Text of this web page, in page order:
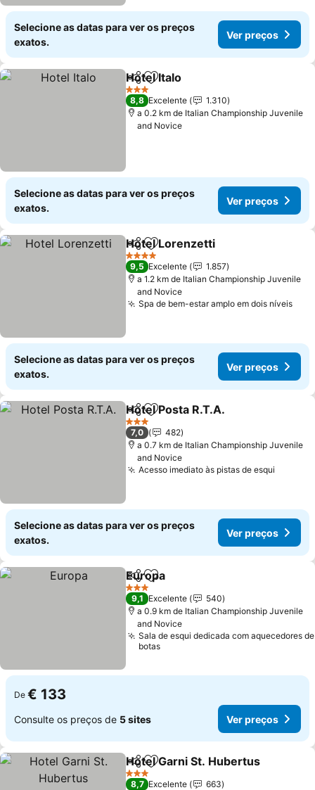
Selecione as datas para ver os preços
exatos.
Ver preços
PartilharAdicionar aos favoritos
Hotel Italo
3 Estrelas
8,8 Excelente
1.310
a 0.2 km de Italian Championship Juvenile
and Novice
Selecione as datas para ver os preços
exatos.
Ver preços
PartilharAdicionar aos favoritos
Hotel Lorenzetti
4 Estrelas
9,5 Excelente
1.857
a 1.2 km de Italian Championship Juvenile
and Novice
Spa de bem-estar amplo em dois níveis
Selecione as datas para ver os preços
exatos.
Ver preços
PartilharAdicionar aos favoritos
Hotel Posta R.T.A.
3 Estrelas
7,0
482
a 0.7 km de Italian Championship Juvenile
and Novice
Acesso imediato às pistas de esqui
Selecione as datas para ver os preços
exatos.
Ver preços
PartilharAdicionar aos favoritos
Europa
3 Estrelas
9,1 Excelente
540
a 0.9 km de Italian Championship Juvenile
and Novice
Sala de esqui dedicada com aquecedores de
botas
De € 133
Consulte os preços de 5 sites Ver preços
PartilharAdicionar aos favoritos
Hotel Garni St. Hubertus
3 Estrelas
8,7 Excelente
663